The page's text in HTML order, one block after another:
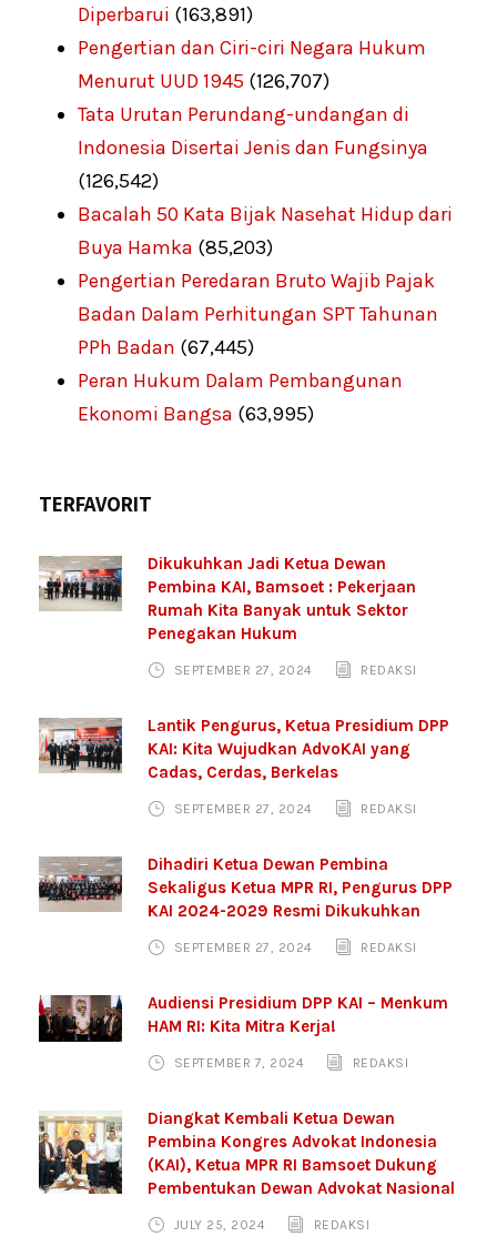
Diperbarui (163,891)
Pengertian dan Ciri-ciri Negara Hukum
Menurut UUD 1945 (126,707)
Tata Urutan Perundang-undangan di
Indonesia Disertai Jenis dan Fungsinya
(126,542)
Bacalah 50 Kata Bijak Nasehat Hidup dari
Buya Hamka (85,203)
Pengertian Peredaran Bruto Wajib Pajak
Badan Dalam Perhitungan SPT Tahunan
PPh Badan (67,445)
Peran Hukum Dalam Pembangunan
Ekonomi Bangsa (63,995)
TERFAVORIT
Dikukuhkan Jadi Ketua Dewan
Pembina KAI, Bamsoet : Pekerjaan
Rumah Kita Banyak untuk Sektor
Penegakan Hukum
SEPTEMBER 27, 2024 REDAKSI
Lantik Pengurus, Ketua Presidium DPP
KAI: Kita Wujudkan AdvoKAI yang
Cadas, Cerdas, Berkelas
SEPTEMBER 27, 2024 REDAKSI
Dihadiri Ketua Dewan Pembina
Sekaligus Ketua MPR RI, Pengurus DPP
KAI 2024-2029 Resmi Dikukuhkan
SEPTEMBER 27, 2024 REDAKSI
Audiensi Presidium DPP KAI – Menkum
HAM RI: Kita Mitra Kerja!
SEPTEMBER 7, 2024 REDAKSI
Diangkat Kembali Ketua Dewan
Pembina Kongres Advokat Indonesia
(KAI), Ketua MPR RI Bamsoet Dukung
Pembentukan Dewan Advokat Nasional
JULY 25, 2024 REDAKSI